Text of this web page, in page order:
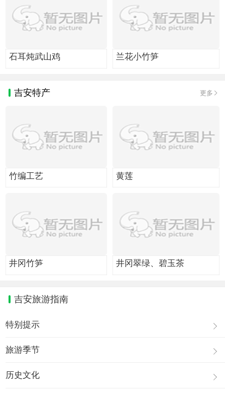
石耳炖武山鸡 兰花小竹笋
吉安特产 更多
竹编工艺 黄莲
井冈竹笋 井冈翠绿、碧玉茶
吉安旅游指南
特别提示
旅游季节
历史文化